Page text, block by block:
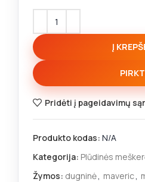
Į
Pridėti į pageidavimų
Produkto kodas: N/A
Kategorija: Plūdinės
Žymos: dugninė, maveric,